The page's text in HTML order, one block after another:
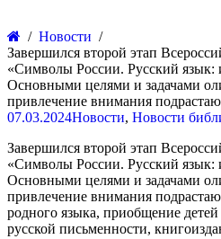
Новости
Завершился второй этап
«Символы России. Русский язык:
Основными целями и задачами
привлечение внимания
07.03.2024Новости, Новости
Завершился второй этап
«Символы России. Русский язык:
Основными целями и задачами
привлечение внимания
родного языка, приобщение
русской письменности,